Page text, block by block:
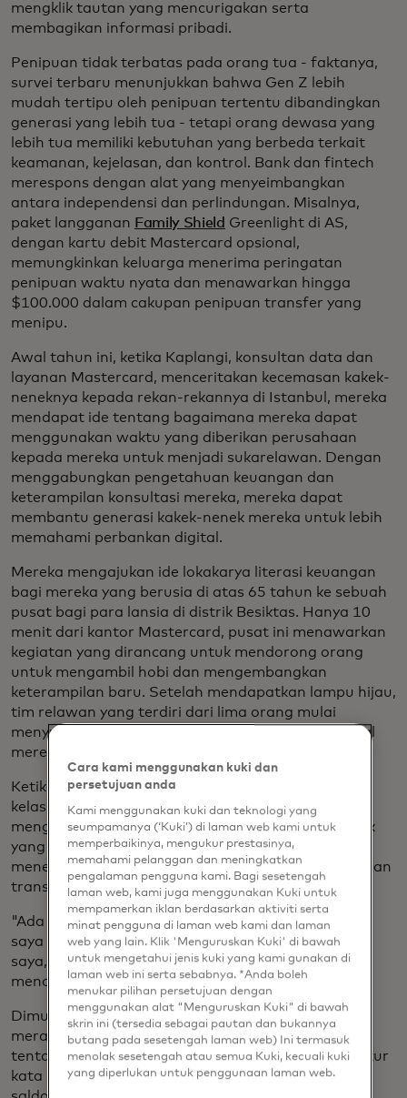
mengklik tautan yang mencurigakan serta
membagikan informasi pribadi.
Penipuan tidak terbatas pada orang tua - faktanya,
survei terbaru menunjukkan bahwa Gen Z lebih
mudah tertipu oleh penipuan tertentu dibandingkan
generasi yang lebih tua - tetapi orang dewasa yang
lebih tua memiliki kebutuhan yang berbeda terkait
keamanan, kejelasan, dan kontrol. Bank dan fintech
merespons dengan alat yang menyeimbangkan
antara independensi dan perlindungan. Misalnya,
paket langganan Family Shield Greenlight di AS,
dengan kartu debit Mastercard opsional,
memungkinkan keluarga menerima peringatan
penipuan waktu nyata dan menawarkan hingga
$100.000 dalam cakupan penipuan transfer yang
menipu.
Awal tahun ini, ketika Kaplangi, konsultan data dan
layanan Mastercard, menceritakan kecemasan kakek-
neneknya kepada rekan-rekannya di Istanbul, mereka
mendapat ide tentang bagaimana mereka dapat
menggunakan waktu yang diberikan perusahaan
kepada mereka untuk menjadi sukarelawan. Dengan
menggabungkan pengetahuan keuangan dan
keterampilan konsultasi mereka, mereka dapat
membantu generasi kakek-nenek mereka untuk lebih
memahami perbankan digital.
Mereka mengajukan ide lokakarya literasi keuangan
bagi mereka yang berusia di atas 65 tahun ke sebuah
pusat bagi para lansia di distrik Besiktas. Hanya 10
menit dari kantor Mastercard, pusat ini menawarkan
kegiatan yang dirancang untuk mendorong orang
untuk mengambil hobi dan mengembangkan
keterampilan baru. Setelah mendapatkan lampu hijau,
tim relawan yang terdiri dari lima orang mulai
menyusun serangkaian PowerPoint untuk sesi awal
mereka.
Ketika 25 senior membawa smartphone mereka ke
kelas satu, anggota tim Mastercard merasa lega
mengetahui bahwa mereka telah menemukan topik
yang tepat tetapi menyadari bahwa mereka perlu
menemukan cara untuk memerangi ketidakpercayaan
transaksi online yang dimiliki banyak orang tua.
"Ada stigma terhadap aplikasi seluler, seperti, 'Jika
saya masuk, maka seseorang akan mencuri uang
saya,'" kata Kaplangi. "Mereka semua takut dan
mencari kepastian."
Dimulai dengan dasar-dasarnya, Kaplangi dan tim
merancang visual untuk memandu orang-orang
tentang cara mendaftar perbankan online, mengatur
kata sandi dan biometrik yang aman, dan melihat
Cara kami menggunakan kuki dan
persetujuan anda
Kami menggunakan kuki dan teknologi yang
seumpamanya (‘Kuki’) di laman web kami untuk
memperbaikinya, mengukur prestasinya,
memahami pelanggan dan meningkatkan
pengalaman pengguna kami. Bagi sesetengah
laman web, kami juga menggunakan Kuki untuk
mempamerkan iklan berdasarkan aktiviti serta
minat pengguna di laman web kami dan laman
web yang lain. Klik 'Menguruskan Kuki' di bawah
untuk mengetahui jenis kuki yang kami gunakan di
laman web ini serta sebabnya. *Anda boleh
menukar pilihan persetujuan dengan
menggunakan alat "Menguruskan Kuki" di bawah
skrin ini (tersedia sebagai pautan dan bukannya
butang pada sesetengah laman web) Ini termasuk
menolak sesetengah atau semua Kuki, kecuali kuki
yang diperlukan untuk penggunaan laman web.